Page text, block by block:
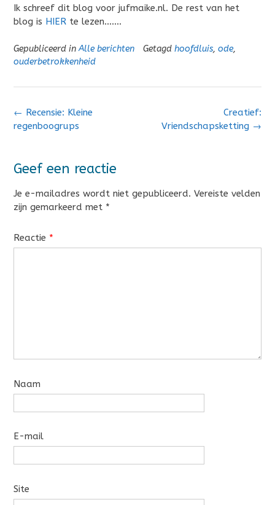
Ik schreef dit blog voor jufmaike.nl. De rest van het
blog is HIER te lezen…….
Gepubliceerd inAlle berichten Getagd hoofdluis, ode,
ouderbetrokkenheid
Bericht
navigatie
Creatief:
Vriendschapsketting →
← Recensie: Kleine
regenboogrups
Geef een reactie
Je e-mailadres wordt niet gepubliceerd. Vereiste velden
zijn gemarkeerd met *
Reactie *
Naam
E-mail
Site